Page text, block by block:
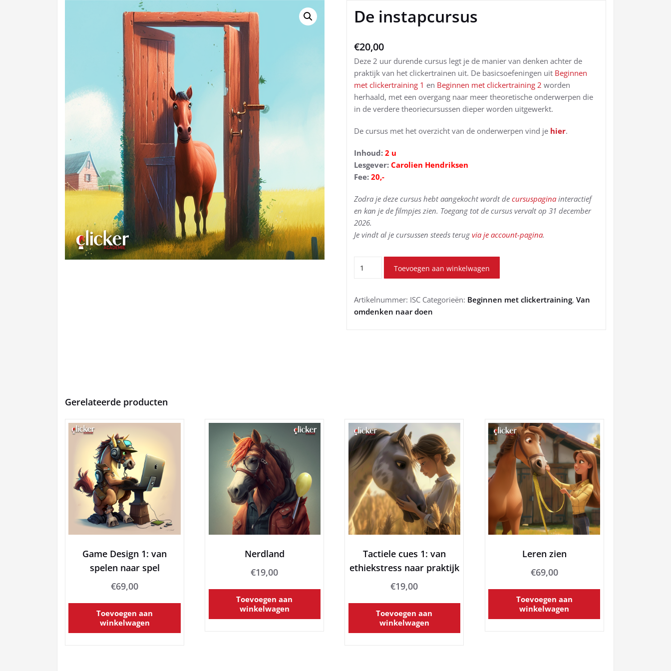
De instapcursus
€20,00
Deze 2 uur durende cursus legt je de manier van denken achter de
praktijk van het clickertrainen uit. De basicsoefeningen uit Beginnen
met clickertraining 1 en Beginnen met clickertraining 2 worden
herhaald, met een overgang naar meer theoretische onderwerpen die
in de verdere theoriecursussen dieper worden uitgewerkt.
De cursus met het overzicht van de onderwerpen vind je hier.
Inhoud:2 u
Lesgever:Carolien Hendriksen
Fee:20,-
Zodra je deze cursus hebt aangekocht wordt de cursuspagina interactief
en kan je de filmpjes zien. Toegang tot de cursus vervalt op 31 december
2026.
Je vindt al je cursussen steeds terugvia je account-pagina.
instapcursus
Toevoegen aan winkelwagen
Artikelnummer: ISC Categorieën: Beginnen met clickertraining,Van
omdenken naar doen
Gerelateerde producten
Game Design 1: van
spelen naar spel
€69,00
Toevoegen aan
winkelwagen
Nerdland
€19,00
Toevoegen aan
winkelwagen
Tactiele cues 1: van
ethiekstress naar praktijk
€19,00
Toevoegen aan
winkelwagen
Leren zien
€69,00
Toevoegen aan
winkelwagen